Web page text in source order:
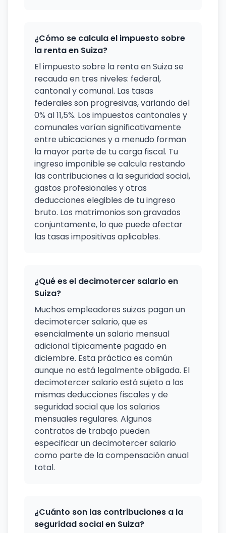
¿Cómo se calcula el impuesto sobre
la renta en Suiza?
El impuesto sobre la renta en Suiza se
recauda en tres niveles: federal,
cantonal y comunal. Las tasas
federales son progresivas, variando del
0% al 11,5%. Los impuestos cantonales y
comunales varían significativamente
entre ubicaciones y a menudo forman
la mayor parte de tu carga fiscal. Tu
ingreso imponible se calcula restando
las contribuciones a la seguridad social,
gastos profesionales y otras
deducciones elegibles de tu ingreso
bruto. Los matrimonios son gravados
conjuntamente, lo que puede afectar
las tasas impositivas aplicables.
¿Qué es el decimotercer salario en
Suiza?
Muchos empleadores suizos pagan un
decimotercer salario, que es
esencialmente un salario mensual
adicional típicamente pagado en
diciembre. Esta práctica es común
aunque no está legalmente obligada. El
decimotercer salario está sujeto a las
mismas deducciones fiscales y de
seguridad social que los salarios
mensuales regulares. Algunos
contratos de trabajo pueden
especificar un decimotercer salario
como parte de la compensación anual
total.
¿Cuánto son las contribuciones a la
seguridad social en Suiza?